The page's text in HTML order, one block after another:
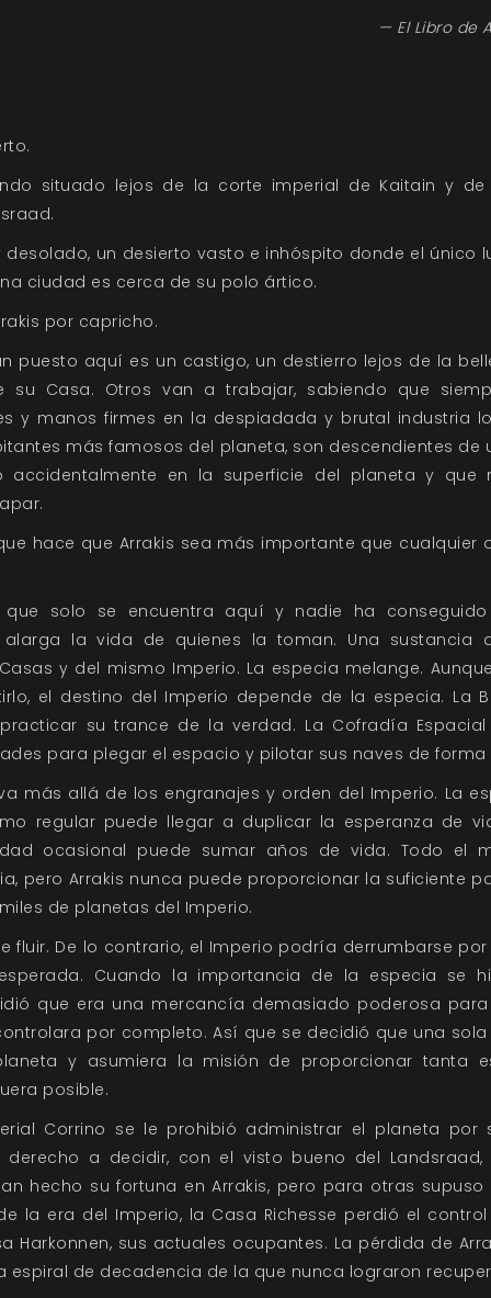
— El Libro de
situado lejos de la corte imperial de Kaitain y
desolado, un desierto vasto e inhóspito donde el único
ciudad es cerca de su polo ártico.
por capricho.
puesto aquí es un castigo, un destierro lejos de la
Casa. Otros van a trabajar, sabiendo que
y manos firmes en la despiadada y brutal industria
más famosos del planeta, son descendientes de
accidentalmente en la superficie del planeta y que
hace que Arrakis sea más importante que cualquier
que solo se encuentra aquí y nadie ha conseguido
alarga la vida de quienes la toman. Una sustancia
y del mismo Imperio. La especia melange.
el destino del Imperio depende de la especia. La
su trance de la verdad. La Cofradía
para plegar el espacio y pilotar sus naves de forma
más allá de los engranajes y orden del Imperio. La
regular puede llegar a duplicar la esperanza de
ocasional puede sumar años de vida. Todo el
pero Arrakis nunca puede proporcionar la suficiente
de planetas del Imperio.
fluir. De lo contrario, el Imperio podría derrumbarse
Cuando la importancia de la especia se
que era una mercancía demasiado poderosa
por completo. Así que se decidió que una
y asumiera la misión de proporcionar tanta
posible.
Corrino se le prohibió administrar el planeta por
derecho a decidir, con el visto bueno del
hecho su fortuna en Arrakis, pero para otras supuso
la era del Imperio, la Casa Richesse perdió el
Harkonnen, sus actuales ocupantes. La pérdida de
espiral de decadencia de la que nunca lograron